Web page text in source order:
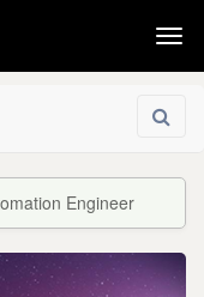
Engineer